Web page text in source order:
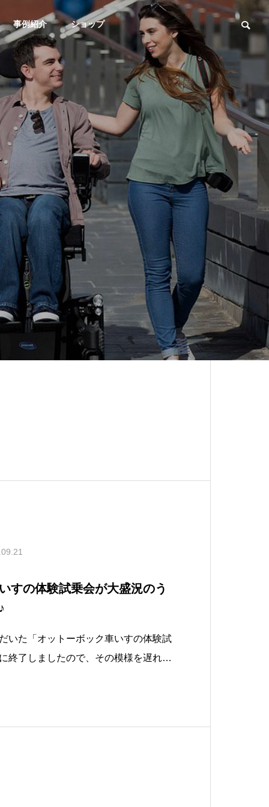
事例紹介 ショップ
オーダーメイド 福祉車両
ADAPTED AUTOMOBILE
ORIGIN
イフが生まれるまで
OUTLINE
会社概要
CALENDAR
営業日カレンダー
イベント報告
十勝初のユニバーサルマナー
検定が盛況のうちに終了しま
イベント報告
パンテーラ車
会を（急遽）
すの体験試乗会が大盛況のう
いた「オットーボック車いすの体験試
終了しましたので、その模様を遅れば